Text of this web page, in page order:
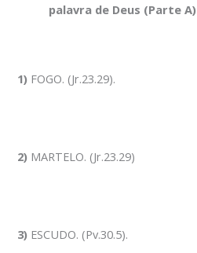
palavra de Deus (Parte A)
1)FOGO. (Jr.23.29).
2)MARTELO. (Jr.23.29)
3)ESCUDO. (Pv.30.5).